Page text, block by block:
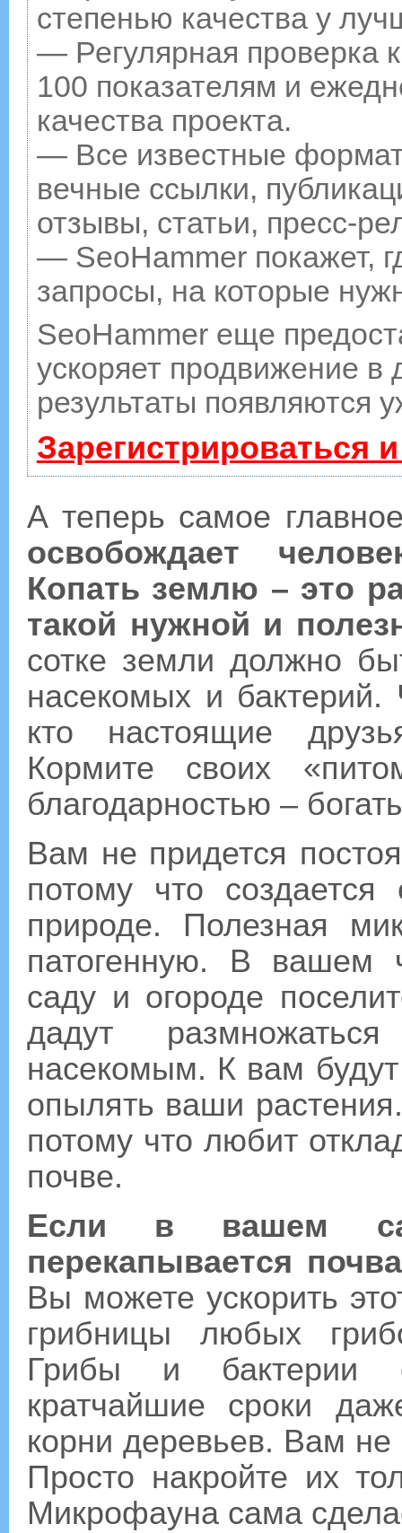
степенью качества у
— Регулярная проверка
100 показателям и
качества проекта.
— Все известные
вечные ссылки,
отзывы, статьи, пресс-
— SeoHammer покажет,
запросы, на которые
SeoHammer еще
ускоряет продвижение в
результаты появляются
Зарегистрироваться
А теперь самое
освобождает
Копать землю – это
такой нужной и
сотке земли должно
насекомых и
кто настоящие
Кормите своих
благодарностью –
Вам не придется
потому что
природе. Полезная
патогенную. В вашем
саду и огороде
дадут
насекомым. К вам
опылять ваши
потому что любит
почве.
Если в вашем
перекапывается
Вы можете ускорить
грибницы любых
Грибы и бактерии
кратчайшие сроки
корни деревьев. Вам
Просто накройте их
Микрофауна сама